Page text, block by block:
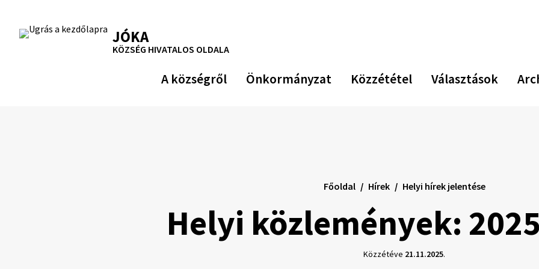
tartalomra
RSS Oldaltérkép
Nyomtatás JÓKA
KÖZSÉG HIVATALOS OLDALA
A községről Önkormányzat Közzététel Választások
Helyi közlemények:
Főoldal Hírek Helyi hírek jelentése
Közzétéve 21.11.2025.